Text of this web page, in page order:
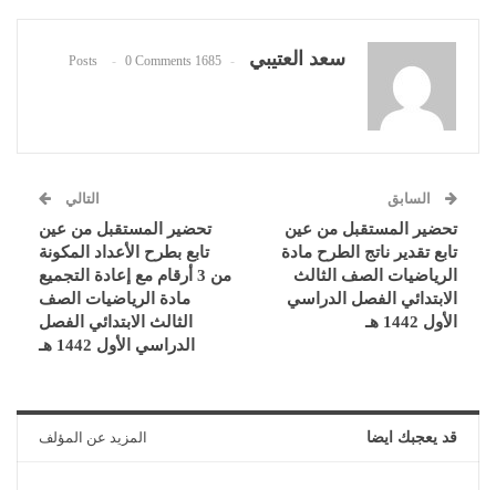
سعد العتيبي 1685 Posts
0 Comments
السابق
تحضير المستقبل من عين
تابع تقدير ناتج الطرح مادة
الرياضيات الصف الثالث
الابتدائي الفصل الدراسي
الأول 1442 هـ
التالي
تحضير المستقبل من عين
تابع بطرح الأعداد المكونة
من 3 أرقام مع إعادة التجميع
مادة الرياضيات الصف
الثالث الابتدائي الفصل
الدراسي الأول 1442 هـ
قد يعجبك ايضا المزيد عن المؤلف